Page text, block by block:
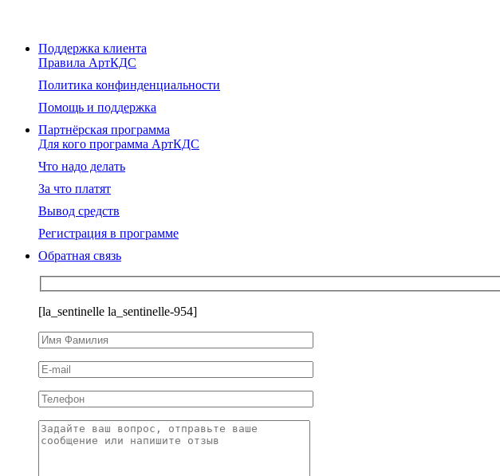
Поддержка клиента
Правила АртКДС
Политика конфинденциальности
Помощь и поддержка
Партнёрская программа
Для кого программа АртКДС
Что надо делать
За что платят
Вывод средств
Регистрация в программе
Обратная связь
[la_sentinelle la_sentinelle-954]